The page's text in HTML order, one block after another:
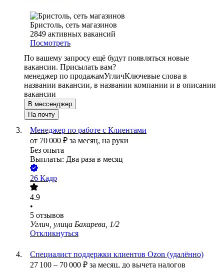
Бристоль, сеть магазинов
2849 активных вакансий
Посмотреть
По вашему запросу ещё будут появляться новые
вакансии. Присылать вам?
менеджер по продажамУгличКлючевые слова в
названии вакансии, в названии компании и в описании
вакансии
В мессенджер
На почту
Менеджер по работе с Клиентами
от 70 000 ₽ за месяц, на руки
Без опыта
Выплаты: Два раза в месяц
26 Кадр
4.9
•
5 отзывов
Углич, улица Бахарева, 1/2
Откликнуться
Специалист поддержки клиентов Ozon (удалённо)
27 100 – 70 000 ₽ за месяц, до вычета налогов